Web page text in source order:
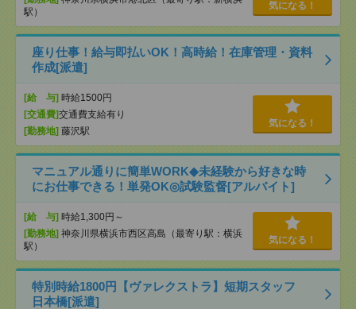
駅）
気になる！
座り仕事！給与即払いOK！高時給！在庫管理・資料
作成[派遣]
[給 与] 時給1500円
[交通費]交通費支給有り
[勤務地] 藤沢駅
気になる！
マニュアル通りに簡単WORK◆未経験から好きな時
にお仕事できる！単発OK◎試験監督[アルバイト]
[給 与] 時給1,300円～
[勤務地] 神奈川県横浜市西区高島（最寄り駅：横浜
駅）
気になる！
特別時給1800円【ヴァレクストラ】短期スタッフ
日本橋[派遣]